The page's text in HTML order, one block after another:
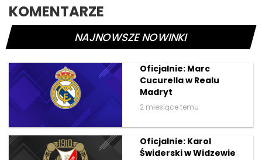
KOMENTARZE
NAJNOWSZE NOWINKI
Oficjalnie: Marc
Cucurella w Realu
Madryt
2 miesiące temu
Oficjalnie: Karol
Świderski w Widzewie